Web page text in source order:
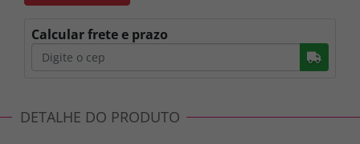
Calcular frete e prazo
DETALHE DO PRODUTO